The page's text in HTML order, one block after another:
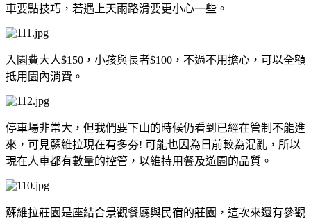
車要點技巧，若遇上天雨路滑要更小心一些。
入園費大人$150，小孩與長者$100，不過不用擔心，可以全額
抵用園內消費。
停車場非常大，但我們要下山的時候仍看到已經在管制不能進
來，可見蘇維拉現在有多夯! 可能也因為日前較為混亂，所以
現在人車都有數量的控管，以維持用餐及遊園的品質。
蘇維拉莊園是座結合景觀餐廳與民宿的莊園，這次來還有參觀